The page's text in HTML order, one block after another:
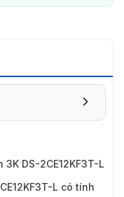
DS-2CE12KF3T-L
L có tính